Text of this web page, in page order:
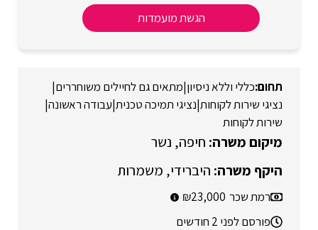
הגשת מועמדות
כללי וללא ניסיון|מתאים גם לחיילים משוחררים|
נציגי שירות לקוחות|נציגי תמיכה טכנית|עבודה ראשונה|
שירות לקוחות
חיפה נשר
היברידי משמרות
רמת שכר 23,000
פורסם לפני 2 חודשים